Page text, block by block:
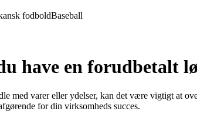
fodboldBaseball
have en forudbetalt
med varer eller ydelser, kan det være vigtigt at
for din virksomheds succes.